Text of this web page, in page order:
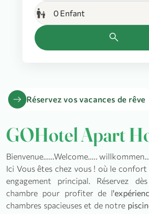
escalator_warning
search
arrow_right_alt Réservez vos vacances de rêve
GOHotel Apart
Bienvenue……Welcome…..
Ici Vous êtes chez vous ! où le
engagement principal. Réservez
chambre pour profiter de l
chambres spacieuses et de notre